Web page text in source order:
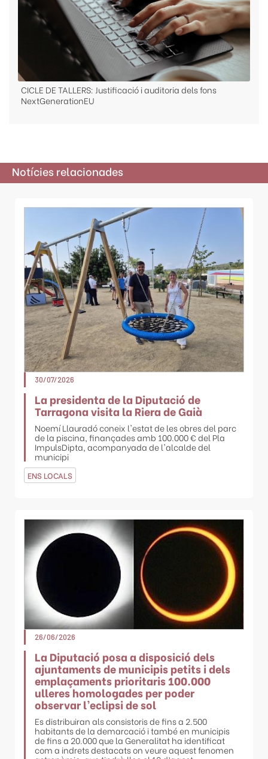
CICLE DE TALLERS: Justificació i auditoria dels fons
NextGenerationEU
Notícies relacionades
30/07/2026
La presidenta de la Diputació de
Tarragona visita la Riera de Gaià
Noemí Llauradó coneix l'estat de les obres del parc
de la piscina, finançades amb 100.000 € del Pla
ImpulsDipta, acompanyada de l'alcalde del
municipi
ENS LOCALS
26/06/2026
La Diputació posa a disposició dels
ajuntaments de municipis petits i dels
emplaçaments prioritaris 100.000
ulleres homologades per poder
observar l’eclipsi de sol
Es distribuiran als consistoris de fins a 2.500
habitants de la demarcació i també en municipis
de fins a 20.000 que la Generalitat ha identificat
com a indrets destacats on veure aquest fenomen